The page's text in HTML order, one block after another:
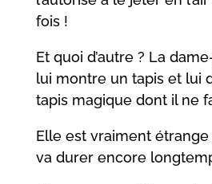
fois !
Et quoi d’autre ? La
lui montre un tapis et lui
tapis magique dont il ne
Elle est vraiment
va durer encore